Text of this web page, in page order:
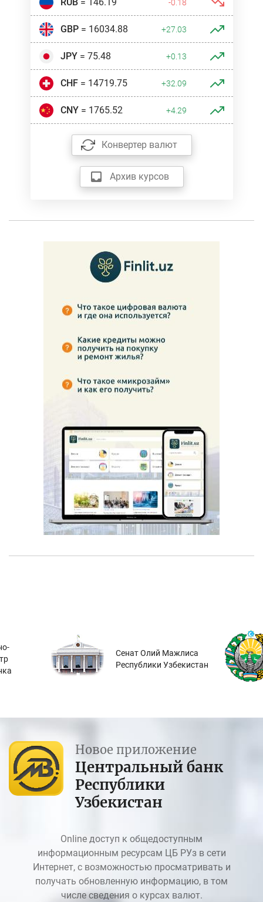
-0.18
GBP= 16034.88 +27.03
JPY= 75.48 +0.13
CHF= 14719.75 +32.09
CNY= 1765.52 +4.29
Конвертер валют
Архив курсов
Сенат Олий Мажлиса
Республики Узбекистан
Новое приложение
Центральный банк
Республики
Узбекистан
Online доступ к общедоступным
информационным ресурсам ЦБ РУз в сети
Интернет, с возможностью просматривать и
получать обновленную информацию, в том
числе сведения о курсах валют.